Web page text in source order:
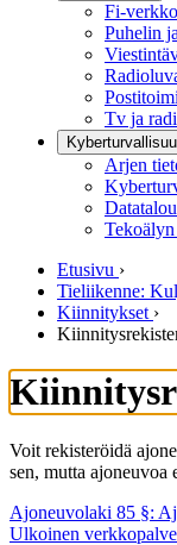
Fi-
Puhelin
Tv ja
Arjen
Etusivu ›
Tieliikenne:
Kiinnitykset ›
Voit rekisteröidä
sen, mutta
Ajoneuvolaki 85 §:
Ulkoinen